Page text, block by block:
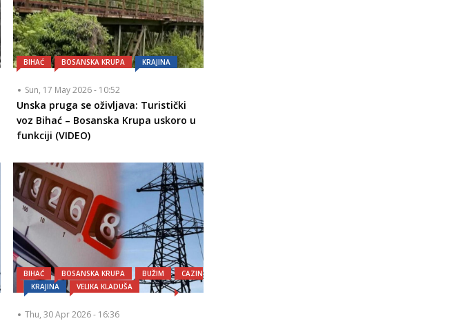
BIHAĆ BOSANSKA KRUPA KRAJINA
Sun, 17 May 2026 - 10:52
Unska pruga se oživljava: Turistički
voz Bihać – Bosanska Krupa uskoro u
funkciji (VIDEO)
BIHAĆ BOSANSKA KRUPA BUŽIM
CAZIN
KRAJINA
VELIKA KLADUŠA
Thu, 30 Apr 2026 - 16:36